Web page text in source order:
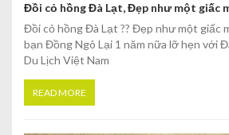
Đồi cỏ hồng Đà Lạt, Đẹp như một giấc
Đồi cỏ hồng Đà Lạt ?? Đẹp như một giấc
bạn Đồng Ngô Lại 1 năm nữa lỡ hẹn với
Du Lịch Việt Nam
READ MORE